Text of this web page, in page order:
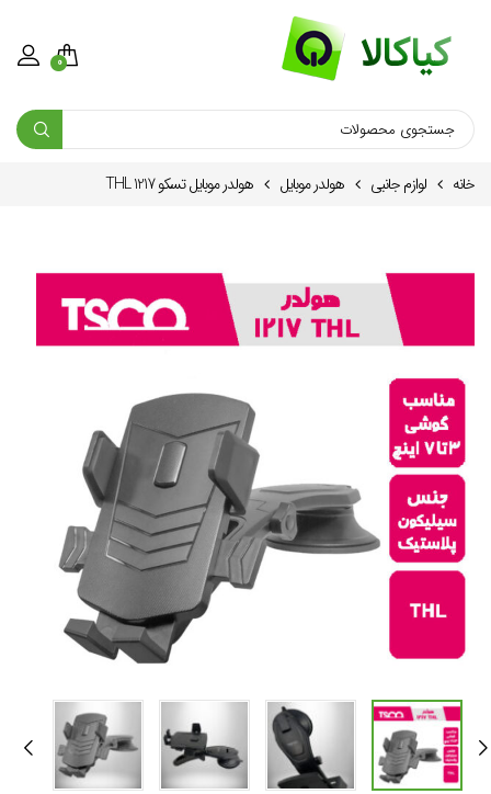
0
خانه لوازم جانبی هولدر موبایل هولدر موبایل تسکو THL 1217